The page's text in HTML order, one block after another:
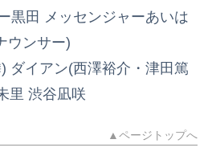
黒田 メッセンジャーあいは
ウンサー)
ダイアン(西澤裕介・津田篤
里 渋谷凪咲
▲ページトップへ